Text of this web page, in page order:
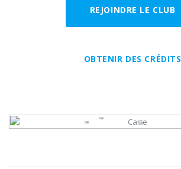
REJOINDRE LE CLUB
OBTENIR DES CRÉDITS